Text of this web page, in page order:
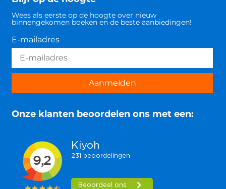
Wees als eerste op de hoogte over nieuw
binnengekomen boeken en de beste aanbiedingen!
E-mailadres
Aanmelden
Onze klanten beoordelen ons met een: